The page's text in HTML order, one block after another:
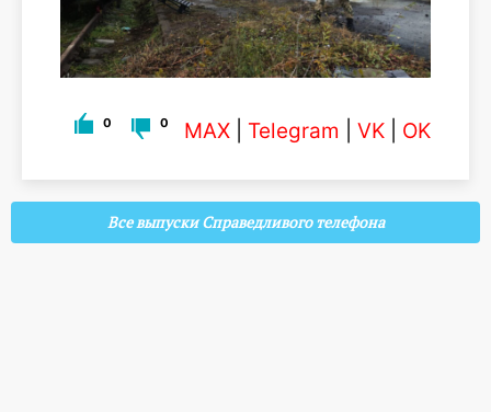
0 0 MAX Telegram VK OK
Все выпуски Справедливого телефона